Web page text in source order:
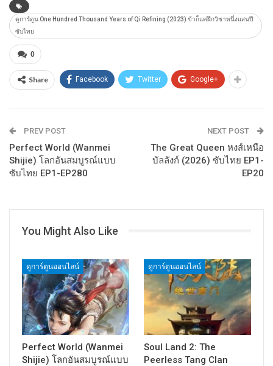
ดูการ์ตูน One Hundred Thousand Years of Qi Refining (2023) ข้าก็แค่ฝึกวิชาหนึ่งแสนปี
ซับไทย
0
Share Facebook Twitter Google+
PREV POST
Perfect World (Wanmei
Shijie) โลกอันสมบูรณ์แบบ
ซับไทย EP1-EP280
NEXT POST
The Great Queen หงส์เหนือ
บัลลังก์ (2026) ซับไทย EP1-
EP20
You Might Also Like
ดูการ์ตูนออนไลน์
Perfect World (Wanmei
Shijie) โลกอันสมบูรณ์แบบ
ดูการ์ตูนออนไลน์
Soul Land 2: The
Peerless Tang Clan